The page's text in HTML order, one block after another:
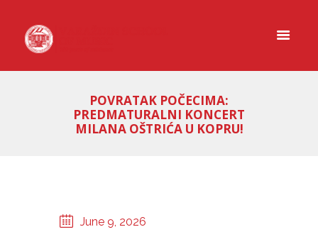
POVRATAK POČECIMA:
PREDMATURALNI KONCERT
MILANA OŠTRIĆA U KOPRU!
June 9, 2026